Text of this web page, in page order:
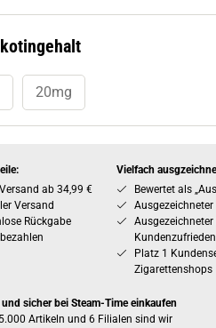
20mg
ab 34,99 €
Versand
Rückgabe
Vielfach
Bewertet als
Platz 1
Zigarettenshops
sicher bei Steam-Time einkaufen
Artikeln und 6 Filialen sind wir